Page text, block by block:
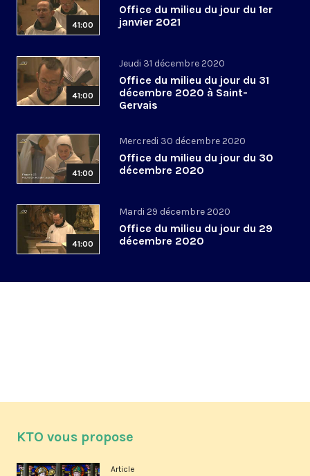
41:00
Office du milieu du jour du 1er
janvier 2021
41:00
Jeudi 31 décembre 2020
Office du milieu du jour du 31
décembre 2020 à Saint-
Gervais
41:00
Mercredi 30 décembre 2020
Office du milieu du jour du 30
décembre 2020
41:00
Mardi 29 décembre 2020
Office du milieu du jour du 29
décembre 2020
KTO vous propose
Article